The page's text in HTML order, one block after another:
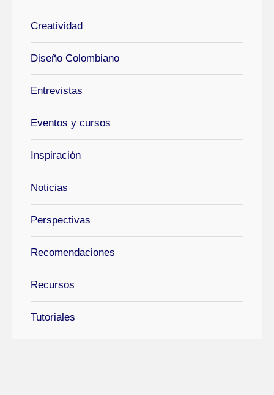
Creatividad
Diseño Colombiano
Entrevistas
Eventos y cursos
Inspiración
Noticias
Perspectivas
Recomendaciones
Recursos
Tutoriales